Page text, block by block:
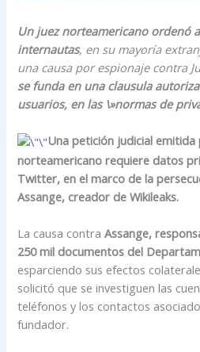
Un juez norteamericano ordenó
internautas, en su mayoría
una causa por espionaje contra
se funda en una clausula
usuarios, en las \»normas de
Una petición judicial emitida
norteamericano requiere datos
Twitter, en el marco de la
Assange, creador de Wikileaks.
La causa contraAssange,
250 mil documentos del
esparciendo sus efectos
solicitó que se investiguen las
teléfonos y los contactos
fundador.